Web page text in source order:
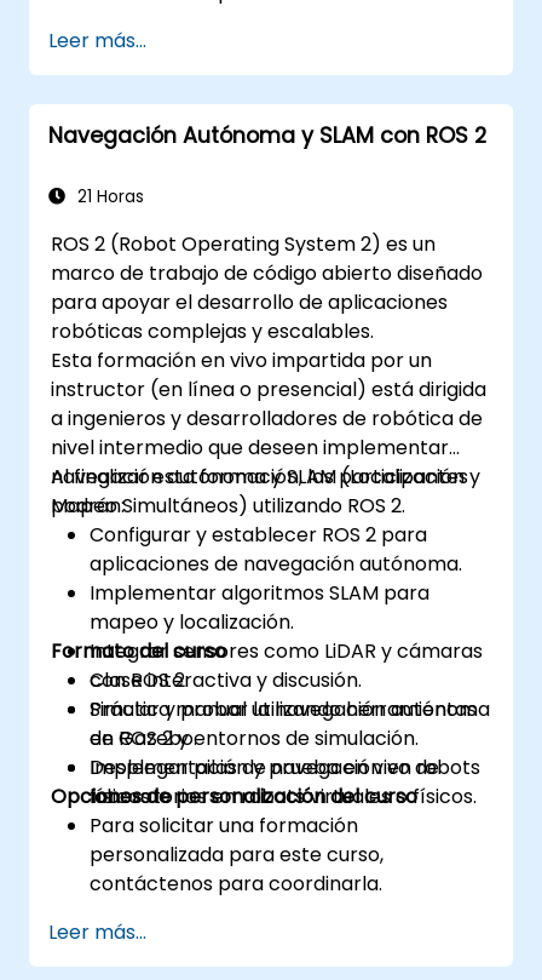
Leer más...
Navegación Autónoma y SLAM con ROS 2
21 Horas
ROS 2 (Robot Operating System 2) es un
marco de trabajo de código abierto diseñado
para apoyar el desarrollo de aplicaciones
robóticas complejas y escalables.
Esta formación en vivo impartida por un
instructor (en línea o presencial) está dirigida
a ingenieros y desarrolladores de robótica de
nivel intermedio que deseen implementar
navegación autónoma y SLAM (Localización y
Mapeo Simultáneos) utilizando ROS 2.
Al finalizar esta formación, los participantes
podrán:
Configurar y establecer ROS 2 para
aplicaciones de navegación autónoma.
Implementar algoritmos SLAM para
mapeo y localización.
Integrar sensores como LiDAR y cámaras
con ROS 2.
Simular y probar la navegación autónoma
en Gazebo.
Desplegar pilas de navegación en robots
físicos.
Formato del curso
Clase interactiva y discusión.
Práctica manual utilizando herramientas
de ROS 2 y entornos de simulación.
Implementación y prueba en vivo de
laboratorios en robots virtuales o físicos.
Opciones de personalización del curso
Para solicitar una formación
personalizada para este curso,
contáctenos para coordinarla.
Leer más...